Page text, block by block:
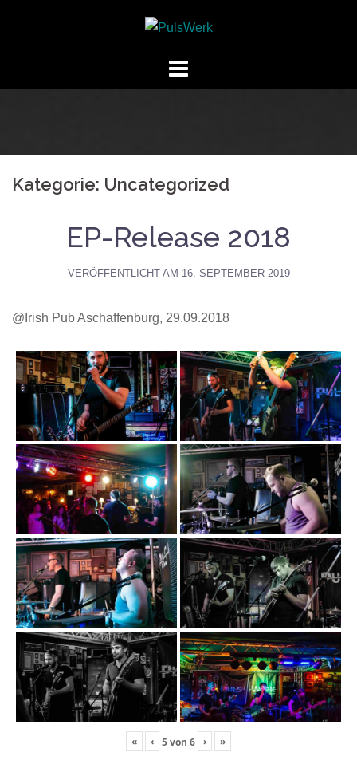
Kategorie: Uncategorized
EP-Release 2018
VERÖFFENTLICHT AM 16. SEPTEMBER 2019
@Irish Pub Aschaffenburg, 29.09.2018
« ‹ 5von 6 › »